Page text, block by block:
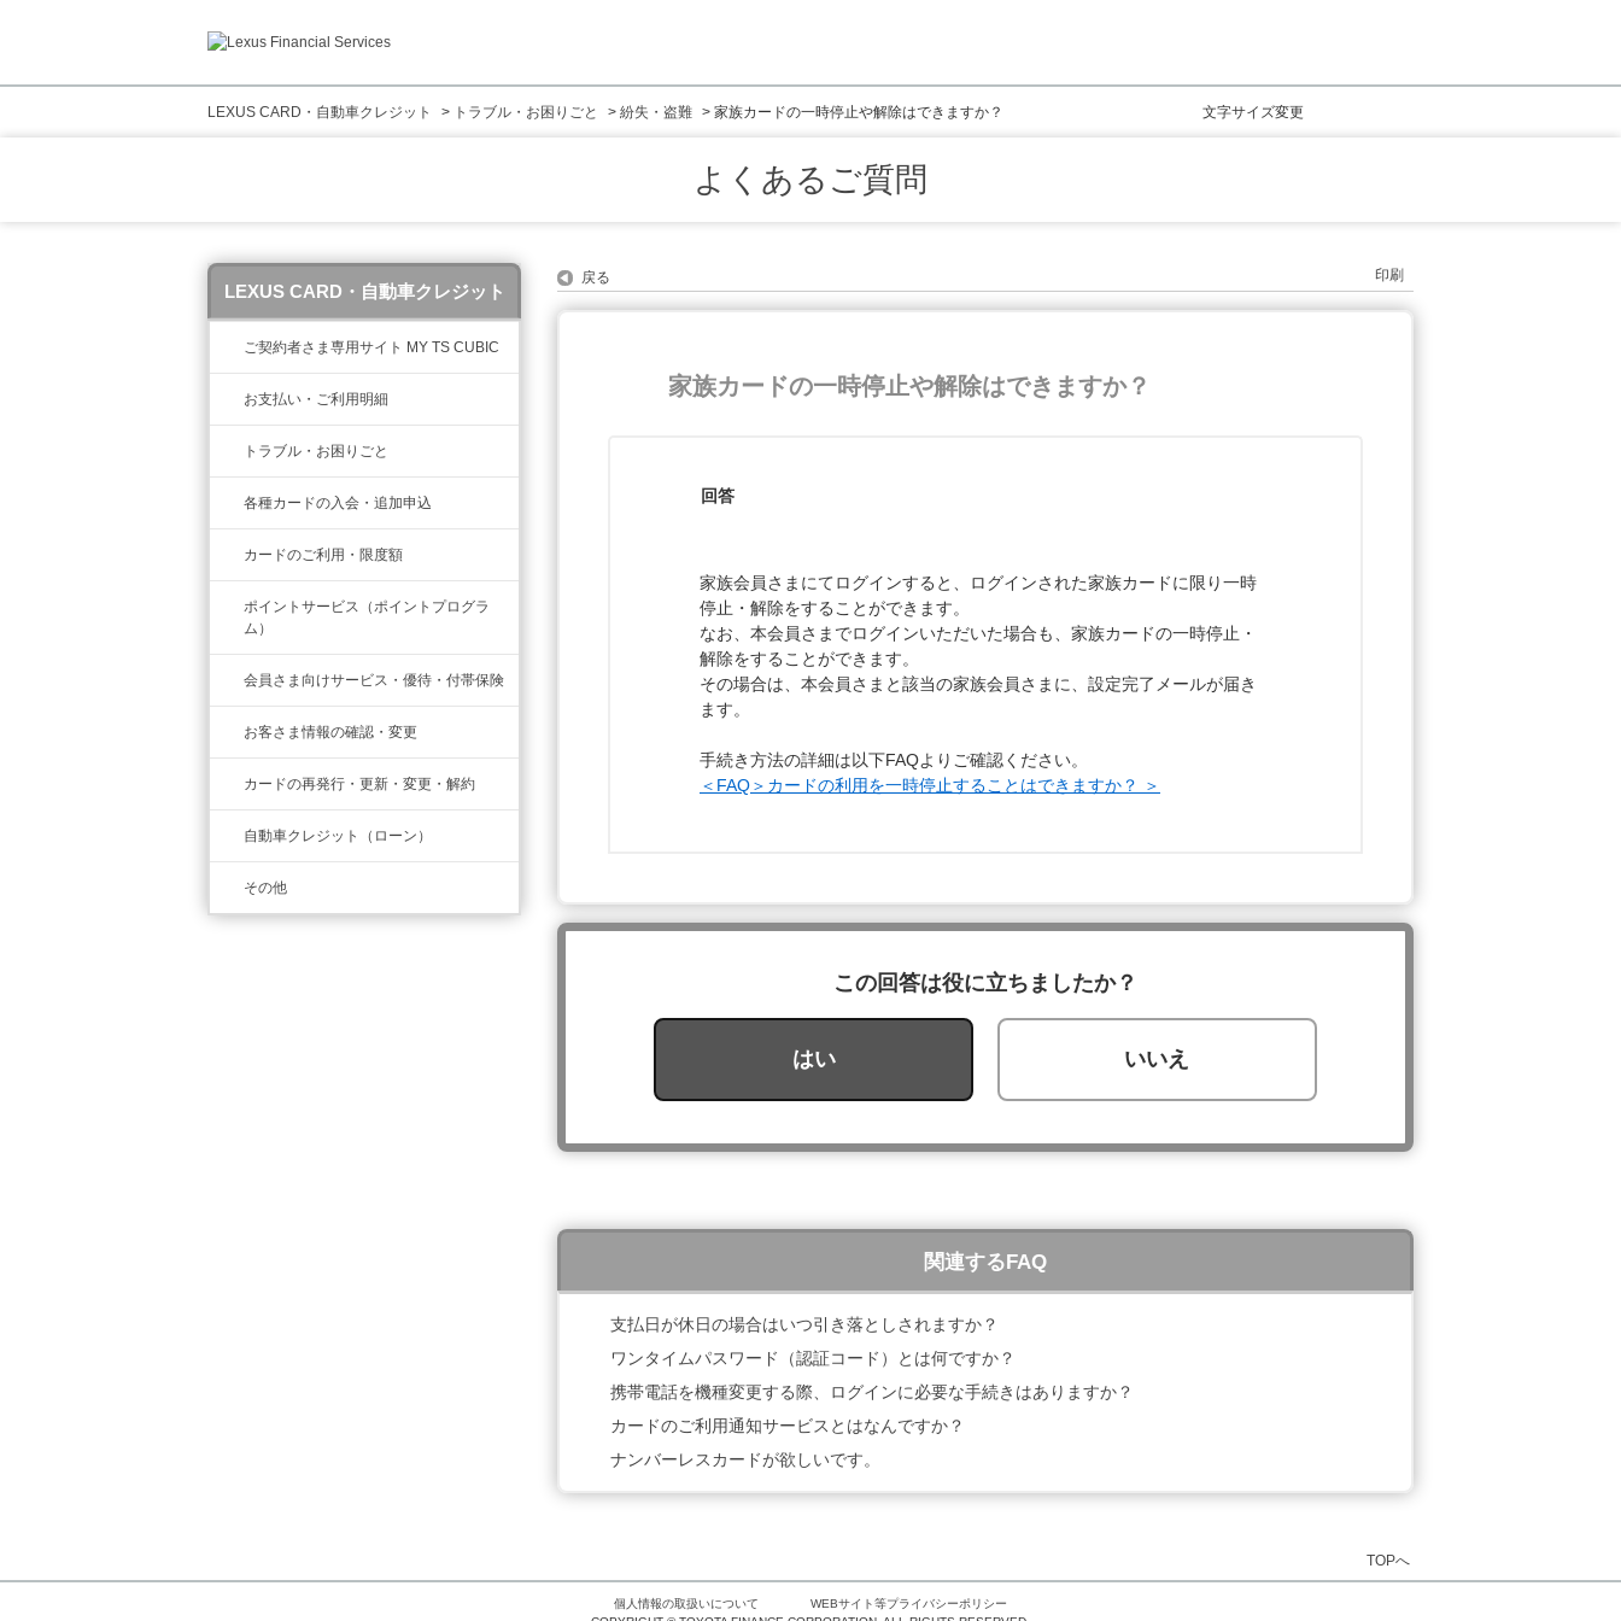
文字サイズ変更
LEXUS CARD・自動車クレジット > トラブル・お困りごと > 紛失・盗難 > 家族カードの一時停止や解除はできますか？
LEXUS CARD・自動車クレジット
ご契約者さま専用サイト MY TS CUBIC
お支払い・ご利用明細
トラブル・お困りごと
各種カードの入会・追加申込
カードのご利用・限度額
ポイントサービス（ポイントプログラ
ム）
会員さま向けサービス・優待・付帯保険
お客さま情報の確認・変更
カードの再発行・更新・変更・解約
自動車クレジット（ローン）
その他
よくあるご質問
戻る 印刷
家族カードの一時停止や解除はできますか？
回答
家族会員さまにてログインすると、ログインされた家族カードに限り一時
停止・解除をすることができます。
なお、本会員さまでログインいただいた場合も、家族カードの一時停止・
解除をすることができます。
その場合は、本会員さまと該当の家族会員さまに、設定完了メールが届き
ます。
手続き方法の詳細は以下FAQよりご確認ください。
＜FAQ＞カードの利用を一時停止することはできますか？ ＞
この回答は役に立ちましたか？
はい いいえ
関連するFAQ
支払日が休日の場合はいつ引き落としされますか？
ワンタイムパスワード（認証コード）とは何ですか？
携帯電話を機種変更する際、ログインに必要な手続きはありますか？
カードのご利用通知サービスとはなんですか？
ナンバーレスカードが欲しいです。
TOPへ
個人情報の取扱いについて
WEBサイト等プライバシーポリシー